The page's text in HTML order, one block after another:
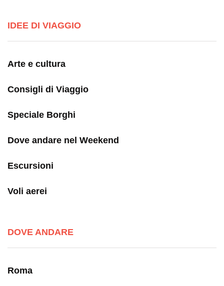
IDEE DI VIAGGIO
Arte e cultura
Consigli di Viaggio
Speciale Borghi
Dove andare nel Weekend
Escursioni
Voli aerei
DOVE ANDARE
Roma